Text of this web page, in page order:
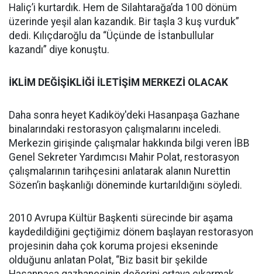
Haliç’i kurtardık. Hem de Silahtarağa’da 100 dönüm
üzerinde yeşil alan kazandık. Bir taşla 3 kuş vurduk”
dedi. Kılıçdaroğlu da “Üçünde de İstanbullular
kazandı” diye konuştu.
İKLİM DEĞİŞİKLİĞİ İLETİŞİM MERKEZİ OLACAK
Daha sonra heyet Kadıköy'deki Hasanpaşa Gazhane
binalarındaki restorasyon çalışmalarını inceledi.
Merkezin girişinde çalışmalar hakkında bilgi veren İBB
Genel Sekreter Yardımcısı Mahir Polat, restorasyon
çalışmalarının tarihçesini anlatarak alanın Nurettin
Sözen’in başkanlığı döneminde kurtarıldığını söyledi.
2010 Avrupa Kültür Başkenti sürecinde bir aşama
kaydedildiğini geçtiğimiz dönem başlayan restorasyon
projesinin daha çok koruma projesi ekseninde
olduğunu anlatan Polat, “Biz basit bir şekilde